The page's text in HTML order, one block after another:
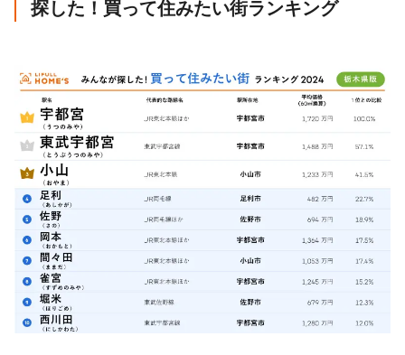
探した！買って住みたい街ランキング